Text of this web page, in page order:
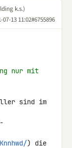
k.s.)
07-13 11:02#6755896
nur mit
sind im
) die